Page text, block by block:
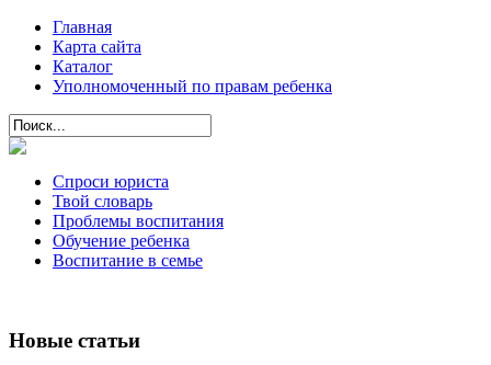
Главная
Карта сайта
Каталог
Уполномоченный по правам ребенка
Спроси юриста
Твой словарь
Проблемы воспитания
Обучение ребенка
Воспитание в семье
Новые статьи